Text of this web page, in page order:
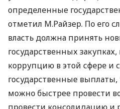
определенные
отметил М.Райзер. По его
власть должна принять
государственных
коррупцию в этой сфере и
государственные
можно быстрее провести